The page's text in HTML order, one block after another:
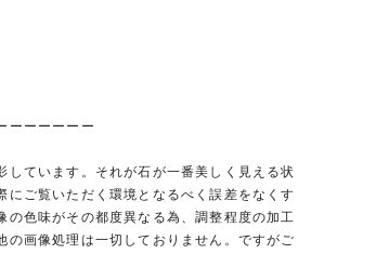
ーーーーーー
しています。それが石が一番美しく見える状
にご覧いただく環境となるべく誤差をなくす
の色味がその都度異なる為、調整程度の加工
の画像処理は一切しておりません。ですがご